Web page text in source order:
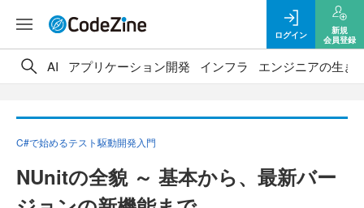
ログイン
新規
会員登録
AI アプリケーション開発 インフラ エンジニアの生き
C#で始めるテスト駆動開発入門
NUnitの全貌 ～ 基本から、最新バー